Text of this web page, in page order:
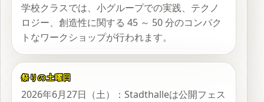
学校クラスでは、小グループでの実践、テクノ
ロジー、創造性に関する 45 ～ 50 分のコンパク
トなワークショップが行われます。
祭りの土曜日
2026年6月27日（土）：Stadthalleは公開フェス